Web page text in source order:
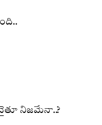
నిజమేనా..?